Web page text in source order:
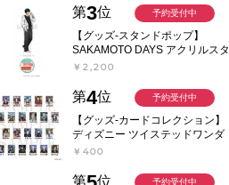
第3位
【グッズ-スタンドポップ】
SAKAMOTO DAYS アクリルスタ
ンド～Sunny Afternoon～ 4.南雲
￥2,200
予約受付中
第4位
【グッズ-カードコレクション】
ディズニー ツイステッドワンダ
ーランド ランダムカードコレク
￥400
予約受付中
第 位 予約受付中